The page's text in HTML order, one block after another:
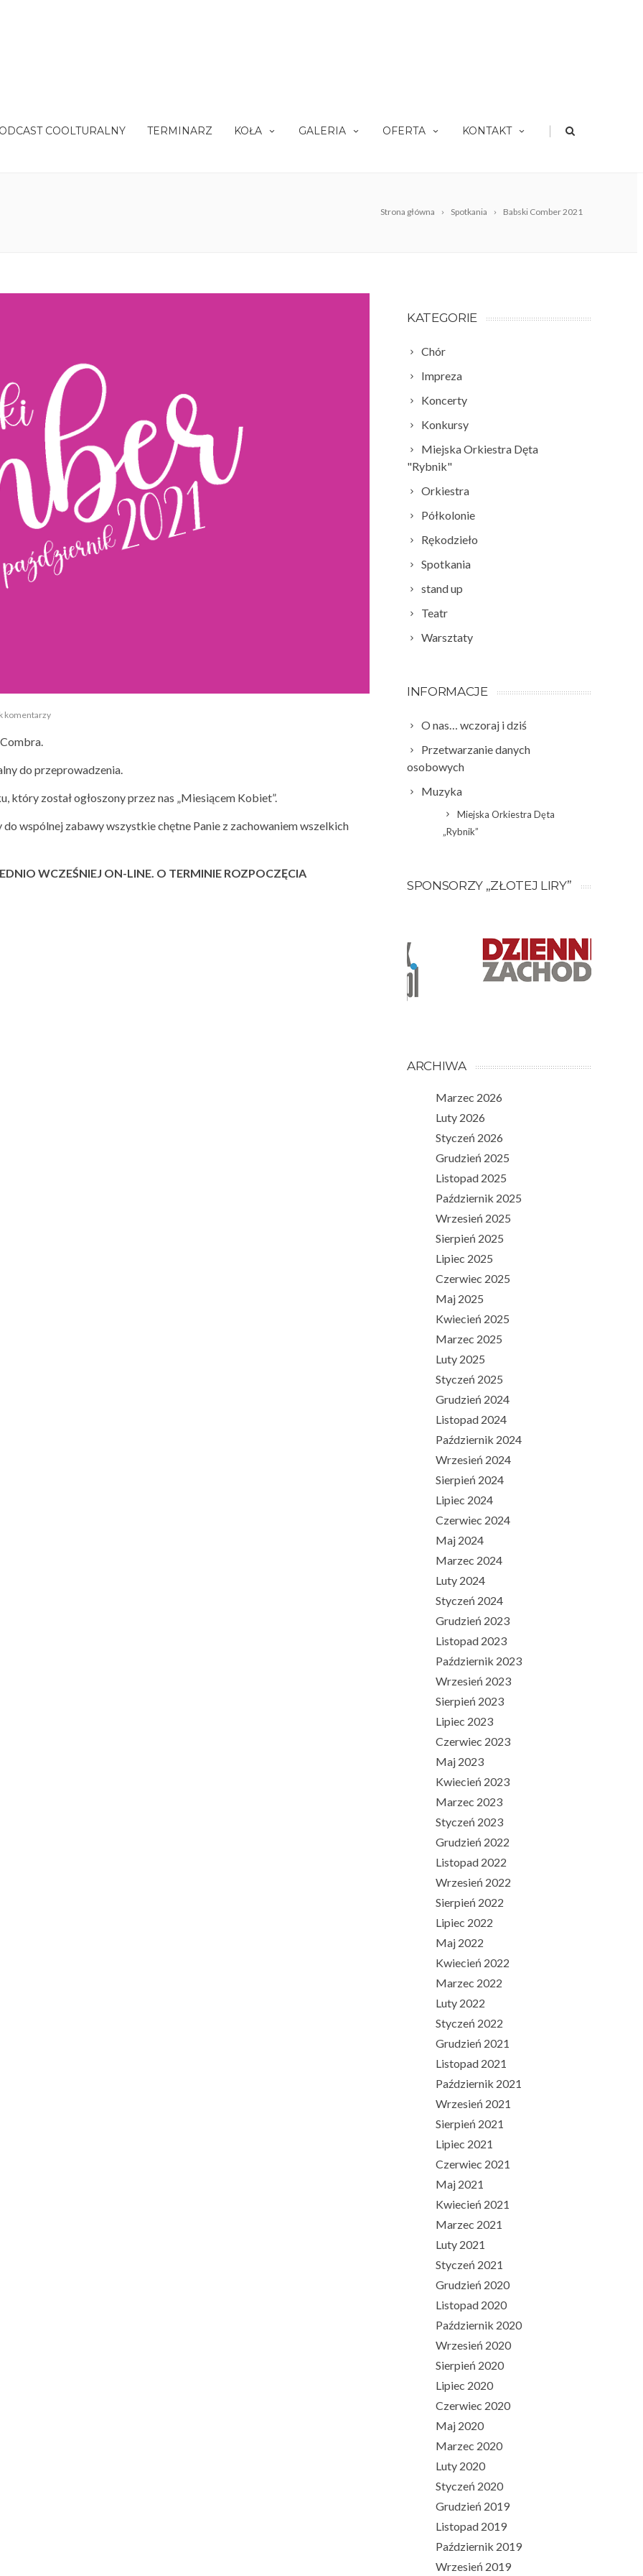
COOLTURALNY TERMINARZ KOŁA GALERIA OFERTA KONTAKT |
Strona główna Spotkania Babski Comber 2021
komentarzy
do przeprowadzenia.
który został ogłoszony przez nas „Miesiącem Kobiet”.
wspólnej zabawy wszystkie chętne Panie z zachowaniem wszelkich
WCZEŚNIEJ ON-LINE. O TERMINIE ROZPOCZĘCIA
KATEGORIE
Chór
Impreza
Koncerty
Konkursy
Miejska Orkiestra Dęta
"Rybnik"
Orkiestra
Półkolonie
Rękodzieło
Spotkania
stand up
Teatr
Warsztaty
INFORMACJE
O nas… wczoraj i dziś
Przetwarzanie danych
osobowych
Muzyka
Miejska Orkiestra Dęta
„Rybnik”
SPONSORZY „ZŁOTEJ LIRY”
ARCHIWA
Marzec 2026
Luty 2026
Styczeń 2026
Grudzień 2025
Listopad 2025
Październik 2025
Wrzesień 2025
Sierpień 2025
Lipiec 2025
Czerwiec 2025
Maj 2025
Kwiecień 2025
Marzec 2025
Luty 2025
Styczeń 2025
Grudzień 2024
Listopad 2024
Październik 2024
Wrzesień 2024
Sierpień 2024
Lipiec 2024
Czerwiec 2024
Maj 2024
Marzec 2024
Luty 2024
Styczeń 2024
Grudzień 2023
Listopad 2023
Październik 2023
Wrzesień 2023
Sierpień 2023
Lipiec 2023
Czerwiec 2023
Maj 2023
Kwiecień 2023
Marzec 2023
Styczeń 2023
Grudzień 2022
Listopad 2022
Wrzesień 2022
Sierpień 2022
Lipiec 2022
Maj 2022
Kwiecień 2022
Marzec 2022
Luty 2022
Styczeń 2022
Grudzień 2021
Listopad 2021
Październik 2021
Wrzesień 2021
Sierpień 2021
Lipiec 2021
Czerwiec 2021
Maj 2021
Kwiecień 2021
Marzec 2021
Luty 2021
Styczeń 2021
Grudzień 2020
Listopad 2020
Październik 2020
Wrzesień 2020
Sierpień 2020
Lipiec 2020
Czerwiec 2020
Maj 2020
Marzec 2020
Luty 2020
Styczeń 2020
Grudzień 2019
Listopad 2019
Październik 2019
Wrzesień 2019